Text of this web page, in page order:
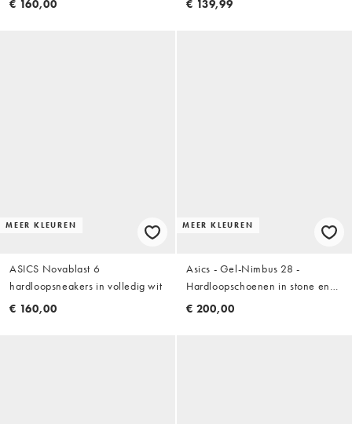
€ 160,00 € 139,99
MEER KLEUREN
ASICS Novablast 6
hardloopsneakers in volledig wit
€ 160,00
MEER KLEUREN
Asics - Gel-Nimbus 28 -
Hardloopschoenen in stone en
crème
€ 200,00